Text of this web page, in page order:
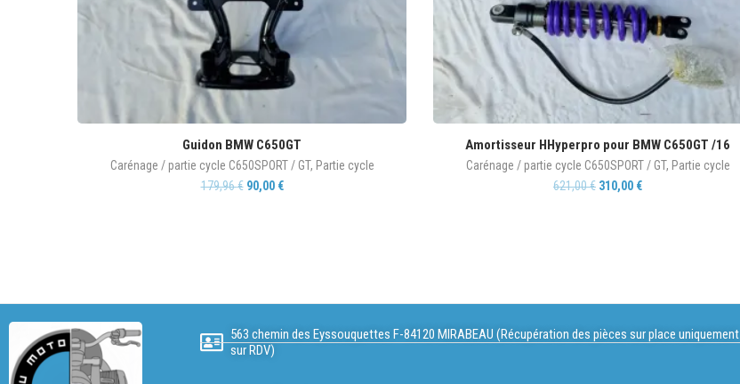
Guidon BMW C650GT
Carénage / partie cycle C650SPORT / GT, Partie cycle
179,96€ 90,00 €
Amortisseur HHyperpro pour BMW C650GT /16
Carénage / partie cycle C650SPORT / GT, Partie cycle
621,00€ 310,00 €
563 chemin des Eyssouquettes F-84120 MIRABEAU (Récupération des pièces sur place uniquement
sur RDV)